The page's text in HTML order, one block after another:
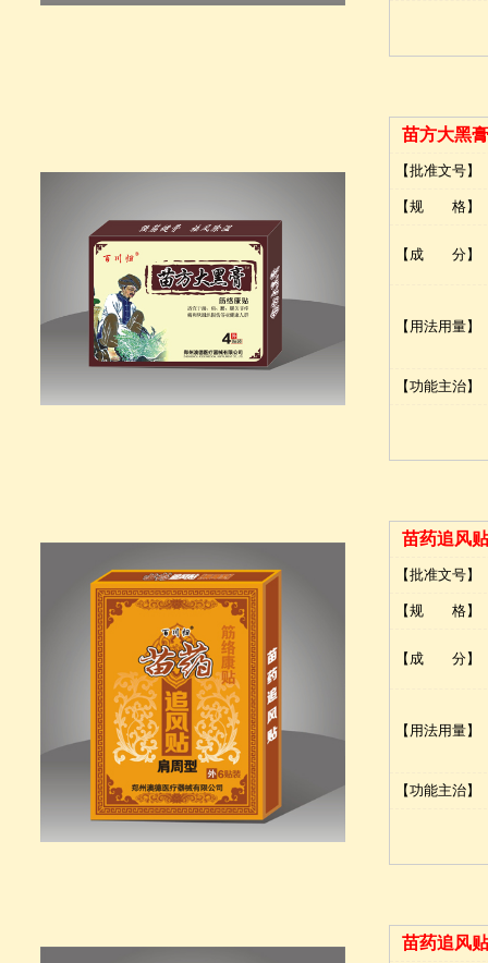
苗方大黑
【批准文号】
【规 格】
【成 分】
【用法用量】
【功能主治】
苗药追风
【批准文号】
【规 格】
【成 分】
【用法用量】
【功能主治】
苗药追风